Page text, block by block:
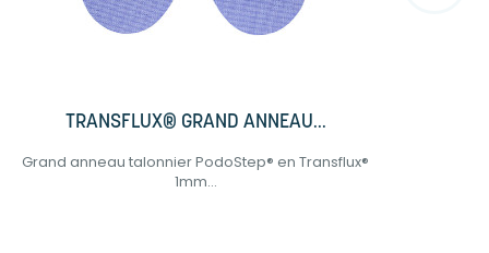
TRANSFLUX® GRAND ANNEAU...
Grand anneau talonnier PodoStep® en Transflux®
1mm...